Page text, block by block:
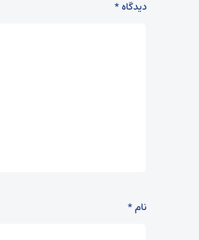
دیدگاه*
نام*